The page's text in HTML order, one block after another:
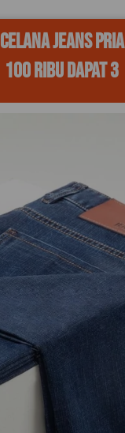
CELANA JEANS PRIA
100 RIBU DAPAT 3